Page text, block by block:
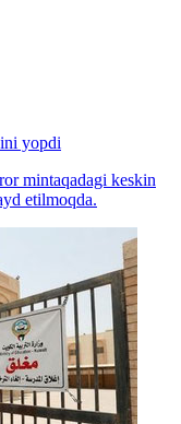
yopdi
mintaqadagi keskin
etilmoqda.